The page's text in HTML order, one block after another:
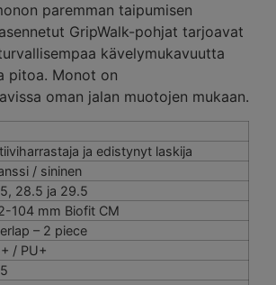
paremman taipumisen
GripWalk-pohjat tarjoavat
kävelymukavuutta
pitoa. Monot on
oman jalan muotojen mukaan.
ja edistynyt laskija
/ sininen
28.5 ja 29.5
104 mm Biofit CM
– 2 piece
/ PU+